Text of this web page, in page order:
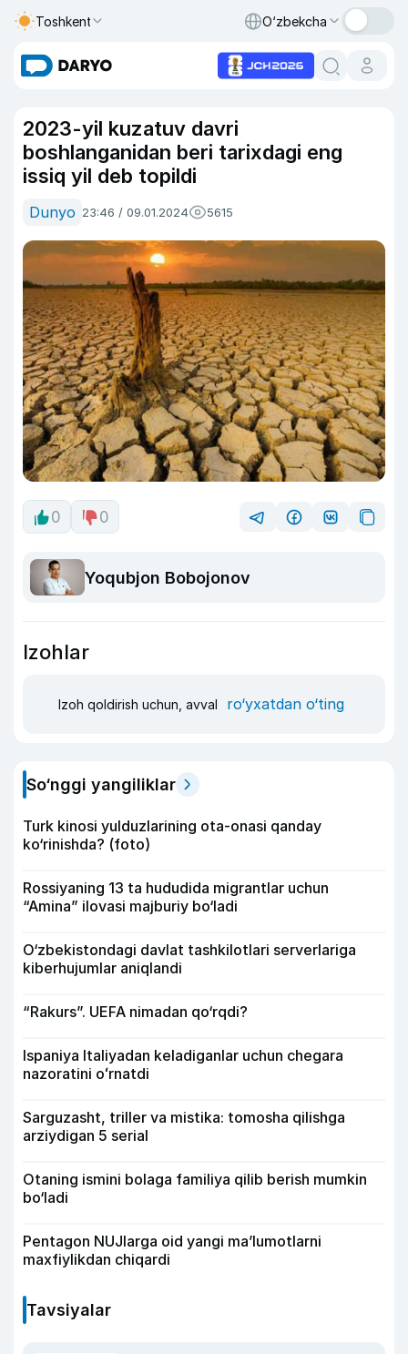
Toshkent O‘zbekcha
2023-yil kuzatuv davri
boshlanganidan beri tarixdagi eng
issiq yil deb topildi
Dunyo 23:46 / 09.01.2024 5615
0 0
Yoqubjon Bobojonov
Izohlar
Izoh qoldirish uchun, avval ro‘yxatdan o‘ting
So‘nggi yangiliklar
Turk kinosi yulduzlarining ota-onasi qanday
ko‘rinishda? (foto)
Rossiyaning 13 ta hududida migrantlar uchun
“Amina” ilovasi majburiy bo‘ladi
O‘zbekistondagi davlat tashkilotlari serverlariga
kiberhujumlar aniqlandi
“Rakurs”. UEFA nimadan qo‘rqdi?
Ispaniya Italiyadan keladiganlar uchun chegara
nazoratini oʻrnatdi
Sarguzasht, triller va mistika: tomosha qilishga
arziydigan 5 serial
Otaning ismini bolaga familiya qilib berish mumkin
bo‘ladi
Pentagon NUJlarga oid yangi maʼlumotlarni
maxfiylikdan chiqardi
Tavsiyalar